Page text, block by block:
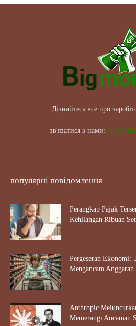
Дізнайтесь все про
зв'язатися з нами:
популярні повідомлення
Perangkap Pajak
Kehilangan Ribuan
Pergeseran Ekonomi:
Mengancam Anggaran
Anthropic
Memerangi Ancaman